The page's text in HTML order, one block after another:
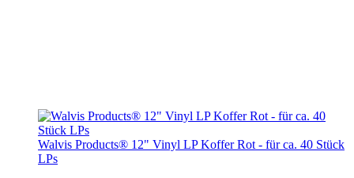
Walvis Products® 12" Vinyl LP Koffer Rot - für ca. 40 Stück
LPs